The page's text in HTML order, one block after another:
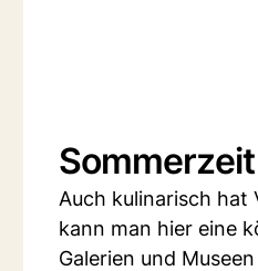
Auch kulinarisch hat
kann man hier eine
Galerien und